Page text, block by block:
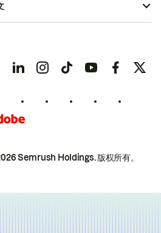
Semrush Holdings.版权所有。